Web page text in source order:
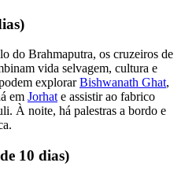
do Brahmaputra, os cruzeiros de
vida selvagem, cultura e
explorarBishwanath Ghat,
em Jorhate assistir ao fabrico
À noite, há palestras a bordo e
10 dias)